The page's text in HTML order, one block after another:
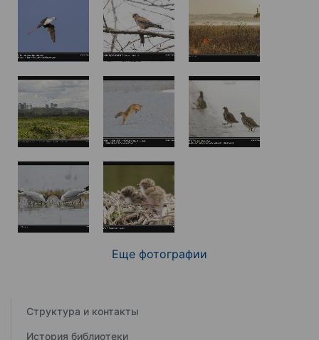
Еще фотографии
Структура и контакты
История библиотеки